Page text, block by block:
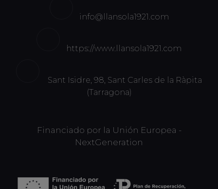
info@llansola1921.com
https://www.llansola1921.com
Sant Isidre, 98, Sant Carles de la Ràpita
(Tarragona)
Financiado por la Unión Europea -
NextGeneration